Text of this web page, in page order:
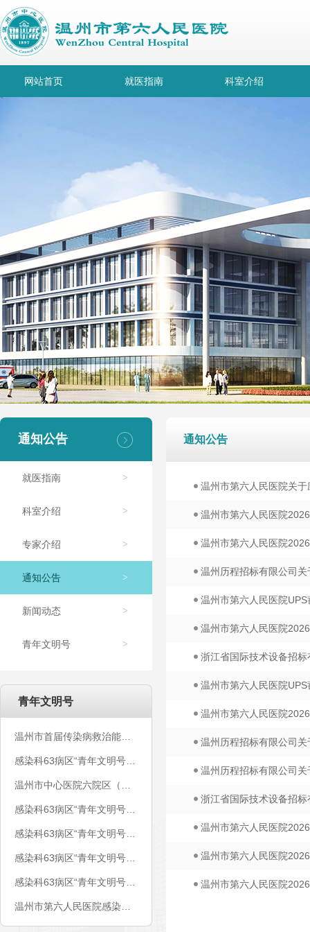
网站首页 就医指南 科室介绍
通知公告
就医指南 >
科室介绍 >
专家介绍 >
通知公告 >
新闻动态 >
青年文明号 >
青年文明号
通知公告
温州市第六人民医院关
温州市第六人民医院
温州市第六人民医院
温州历程招标有限公司
温州市第六人民医院
温州市第六人民医院
浙江省国际技术设备招
温州市第六人民医院
温州市第六人民医院
温州历程招标有限公司
温州历程招标有限公司
浙江省国际技术设备招
温州市第六人民医院
温州市第六人民医院
温州市第六人民医院